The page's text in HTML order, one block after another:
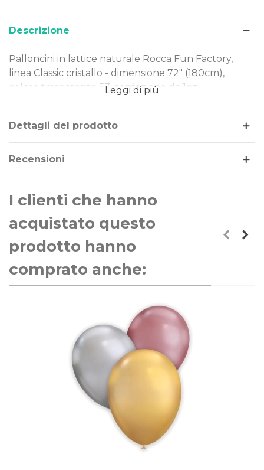
Descrizione
Palloncini in lattice naturale Rocca Fun Factory,
linea Classic cristallo - dimensione 72" (180cm),
colore trasparente 57, confezione da 1pz.
Dimensione: 72" (180cm)
Tipo Colore: cristallo
Gonfiaggio: aria o elio
rendendoli una scelta ideale per ogni evento.
Perfetti per decorazioni di piccole e grandi
dimensioni, offrono qualità e versatilità in ogni
occasione.
La linea di palloncini Classic Line sono gli storici
palloncini Rocca Fun Factory, prodotti in Italia dal
1902. Si distinguono per la qualità eccezionale e la
artigianale e attenzione ai dettagli.
Leggi di più
Dettagli del prodotto
Recensioni
I clienti che hanno
acquistato questo
prodotto hanno
comprato anche: